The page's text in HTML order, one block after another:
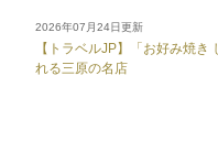
2026年07月24日更新
【トラベルJP】「お好み焼
れる三原の名店